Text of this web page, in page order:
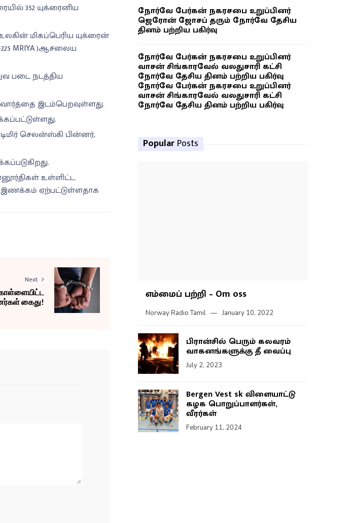
352 யுக்ரைனிய
மிகப்பெரிய யுக்ரைன்
MRIYA )ஆசலைய
படை நடத்திய
இடம்பெறவுள்ளது.
செலன்ஸ்கி பின்னர்,
உள்ளிட்ட
இணக்கம் ஏற்பட்டுள்ளதாக
Next
கைது!
நோர்வே பேர்கன் நகரசபை உறுப்பினர்
ஜெரோன் ஜோசப் தரும் நோர்வே தேசிய
தினம் பற்றிய பகிர்வு
நோர்வே பேர்கன் நகரசபை உறுப்பினர்
வாசன் சிங்காரவேல் வலதுசாரி கட்சி
நோர்வே தேசிய தினம் பற்றிய பகிர்வு
நோர்வே பேர்கன் நகரசபை உறுப்பினர்
வாசன் சிங்காரவேல் வலதுசாரி கட்சி
நோர்வே தேசிய தினம் பற்றிய பகிர்வு
Popular Posts
எம்மைப் பற்றி – Om oss
Norway Radio Tamil January 10, 2022
பிரான்சில் பெரும் கலவரம்
வாகனங்களுக்கு தீ வைப்பு
July 2, 2023
Bergen Vest sk விளையாட்டு
கழக பொறுப்பாளர்கள்,
வீரர்கள்
February 11, 2024